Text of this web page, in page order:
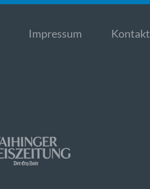
Impressum Kontakt